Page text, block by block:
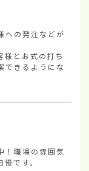
への発注などが
様とお式の打ち
できるようにな
！職場の雰囲気
です。